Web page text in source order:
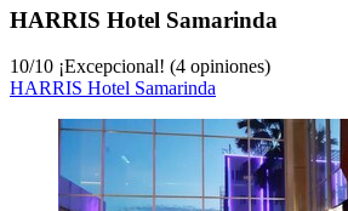
HARRIS Hotel Samarinda
10/10 ¡Excepcional! (4 opiniones)
HARRIS Hotel Samarinda